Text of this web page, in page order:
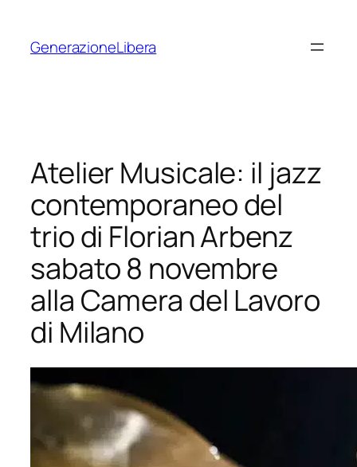
contenuto
GenerazioneLibera
Atelier Musicale: il jazz
contemporaneo del
trio di Florian Arbenz
sabato 8 novembre
alla Camera del Lavoro
di Milano